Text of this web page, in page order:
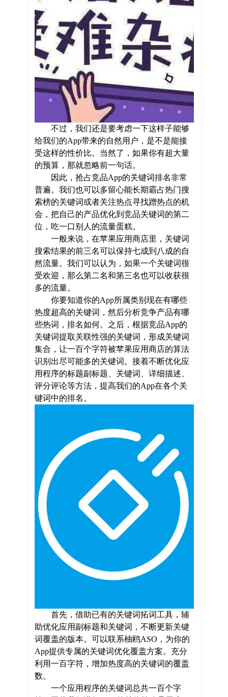
不过，我们还是要考虑一下这样子能够
给我们的App带来的自然用户，是不是能接
受这样的性价比。当然了，如果你有超大量
的预算，那就忽略前一句话。
因此，抢占竞品App的关键词排名非常
普遍。我们也可以多留心能长期霸占热门搜
索榜的关键词或者关注热点寻找蹭热点的机
会，把自己的产品优化到竞品关键词的第二
位，吃一口别人的流量蛋糕。
一般来说，在苹果应用商店里，关键词
搜索结果的前三名可以保持七成到八成的自
然流量。我们可以认为，如果一个关键词很
受欢迎，那么第二名和第三名也可以收获很
多的流量。
你要知道你的App所属类别现在有哪些
热度超高的关键词，然后分析竞争产品有哪
些热词，排名如何。之后，根据竞品App的
关键词提取关联性强的关键词，形成关键词
集合，让一百个字符被苹果应用商店的算法
识别出尽可能多的关键词。接着不断优化应
用程序的标题副标题、关键词、详细描述、
评分评论等方法，提高我们的App在各个关
键词中的排名。
首先，借助已有的关键词拓词工具，辅
助优化应用副标题和关键词，不断更新关键
词覆盖的版本。可以联系柚鸥ASO，为你的
App提供专属的关键词优化覆盖方案。充分
利用一百字符，增加热度高的关键词的覆盖
数。
一个应用程序的关键词总共一百个字